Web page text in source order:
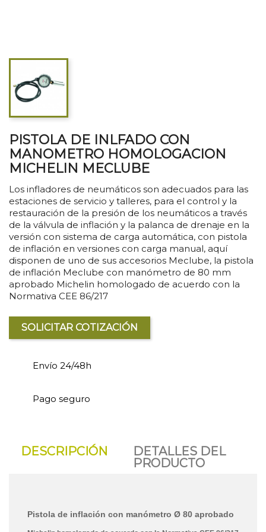
PISTOLA DE INLFADO CON
MANOMETRO HOMOLOGACION
MICHELIN MECLUBE
Los infladores de neumáticos son adecuados para las
estaciones de servicio y talleres, para el control y la
restauración de la presión de los neumáticos a través
de la válvula de inflación y la palanca de drenaje en la
versión con sistema de carga automática, con pistola
de inflación en versiones con carga manual, aquí
disponen de uno de sus accesorios Meclube, la pistola
de inflación Meclube con manómetro de 80 mm
aprobado Michelin homologado de acuerdo con la
Normativa CEE 86/217
SOLICITAR COTIZACIÓN
Envío 24/48h
Pago seguro
DESCRIPCIÓN
DETALLES DEL
PRODUCTO
Pistola de inflación con manómetro Ø 80 aprobado